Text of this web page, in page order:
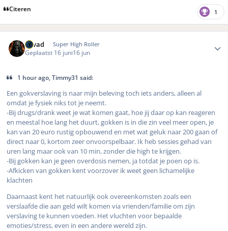
Citeren 1
devad Super High Roller
Geplaatst 16 juni16 jun
1 hour ago, Timmy31 said:
Een gokverslaving is naar mijn beleving toch iets anders, alleen al
omdat je fysiek niks tot je neemt.
-Bij drugs/drank weet je wat komen gaat, hoe jij daar op kan reageren
en meestal hoe lang het duurt, gokken is in die zin veel meer open, je
kan van 20 euro rustig opbouwend en met wat geluk naar 200 gaan of
direct naar 0, kortom zeer onvoorspelbaar. Ik heb sessies gehad van
uren lang maar ook van 10 min, zonder die high te krijgen.
-Bij gokken kan je geen overdosis nemen, ja totdat je poen op is.
-Afkicken van gokken kent voorzover ik weet geen lichamelijke
klachten
Daarnaast kent het natuurlijk ook overeenkomsten zoals een
verslaafde die aan geld wilt komen via vrienden/familie om zijn
verslaving te kunnen voeden. Het vluchten voor bepaalde
emoties/stress, even in een andere wereld zijn.